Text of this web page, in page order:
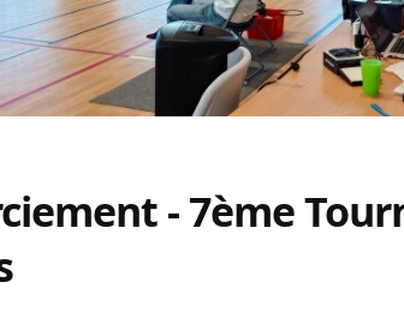
- 7ème